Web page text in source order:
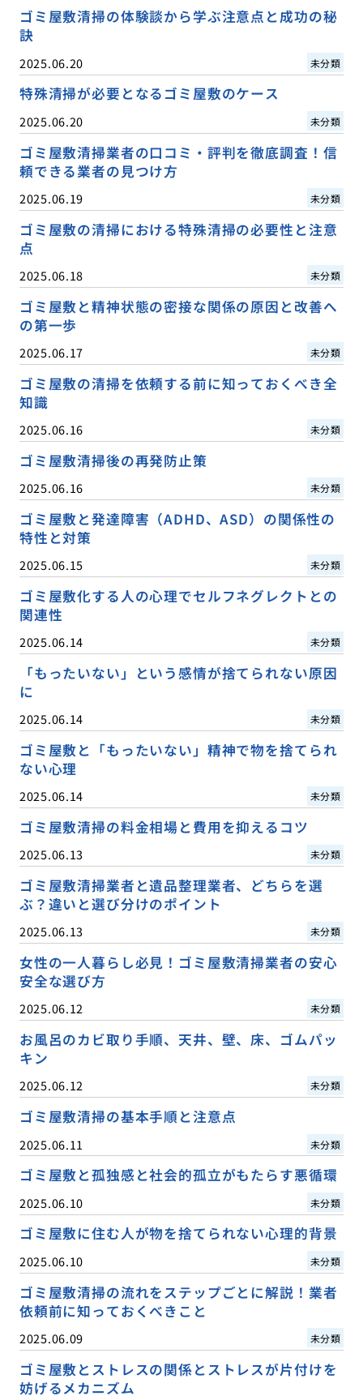
ゴミ屋敷清掃の体験談から学ぶ注意点と成功の秘
訣
2025.06.20 未分類
特殊清掃が必要となるゴミ屋敷のケース
2025.06.20 未分類
ゴミ屋敷清掃業者の口コミ・評判を徹底調査！信
頼できる業者の見つけ方
2025.06.19 未分類
ゴミ屋敷の清掃における特殊清掃の必要性と注意
点
2025.06.18 未分類
ゴミ屋敷と精神状態の密接な関係の原因と改善へ
の第一歩
2025.06.17 未分類
ゴミ屋敷の清掃を依頼する前に知っておくべき全
知識
2025.06.16 未分類
ゴミ屋敷清掃後の再発防止策
2025.06.16 未分類
ゴミ屋敷と発達障害（ADHD、ASD）の関係性の
特性と対策
2025.06.15 未分類
ゴミ屋敷化する人の心理でセルフネグレクトとの
関連性
2025.06.14 未分類
「もったいない」という感情が捨てられない原因
に
2025.06.14 未分類
ゴミ屋敷と「もったいない」精神で物を捨てられ
ない心理
2025.06.14 未分類
ゴミ屋敷清掃の料金相場と費用を抑えるコツ
2025.06.13 未分類
ゴミ屋敷清掃業者と遺品整理業者、どちらを選
ぶ？違いと選び分けのポイント
2025.06.13 未分類
女性の一人暮らし必見！ゴミ屋敷清掃業者の安心
安全な選び方
2025.06.12 未分類
お風呂のカビ取り手順、天井、壁、床、ゴムパッ
キン
2025.06.12 未分類
ゴミ屋敷清掃の基本手順と注意点
2025.06.11 未分類
ゴミ屋敷と孤独感と社会的孤立がもたらす悪循環
2025.06.10 未分類
ゴミ屋敷に住む人が物を捨てられない心理的背景
2025.06.10 未分類
ゴミ屋敷清掃の流れをステップごとに解説！業者
依頼前に知っておくべきこと
2025.06.09 未分類
ゴミ屋敷とストレスの関係とストレスが片付けを
妨げるメカニズム